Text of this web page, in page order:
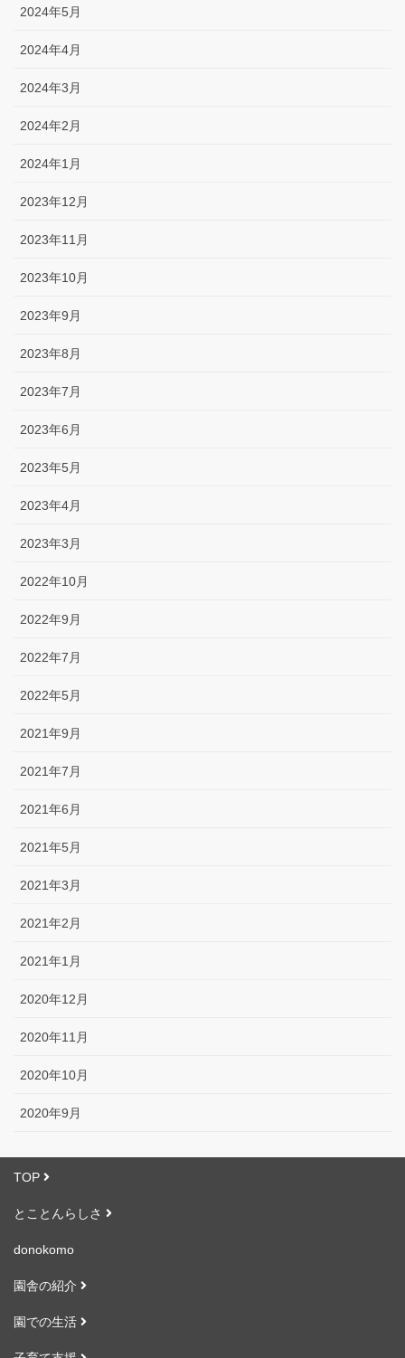
2024年5月
2024年4月
2024年3月
2024年2月
2024年1月
2023年12月
2023年11月
2023年10月
2023年9月
2023年8月
2023年7月
2023年6月
2023年5月
2023年4月
2023年3月
2022年10月
2022年9月
2022年7月
2022年5月
2021年9月
2021年7月
2021年6月
2021年5月
2021年3月
2021年2月
2021年1月
2020年12月
2020年11月
2020年10月
2020年9月
TOP
とことんらしさ
donokomo
園舎の紹介
園での生活